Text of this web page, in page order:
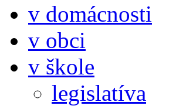
v domácnosti
v obci
v škole
legislatíva